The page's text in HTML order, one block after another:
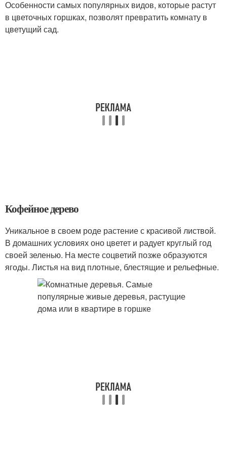
Особенности самых популярных видов, которые растут
в цветочных горшках, позволят превратить комнату в
цветущий сад.
Кофейное дерево
Уникальное в своем роде растение с красивой листвой.
В домашних условиях оно цветет и радует круглый год
своей зеленью. На месте соцветий позже образуются
ягоды. Листья на вид плотные, блестящие и рельефные.